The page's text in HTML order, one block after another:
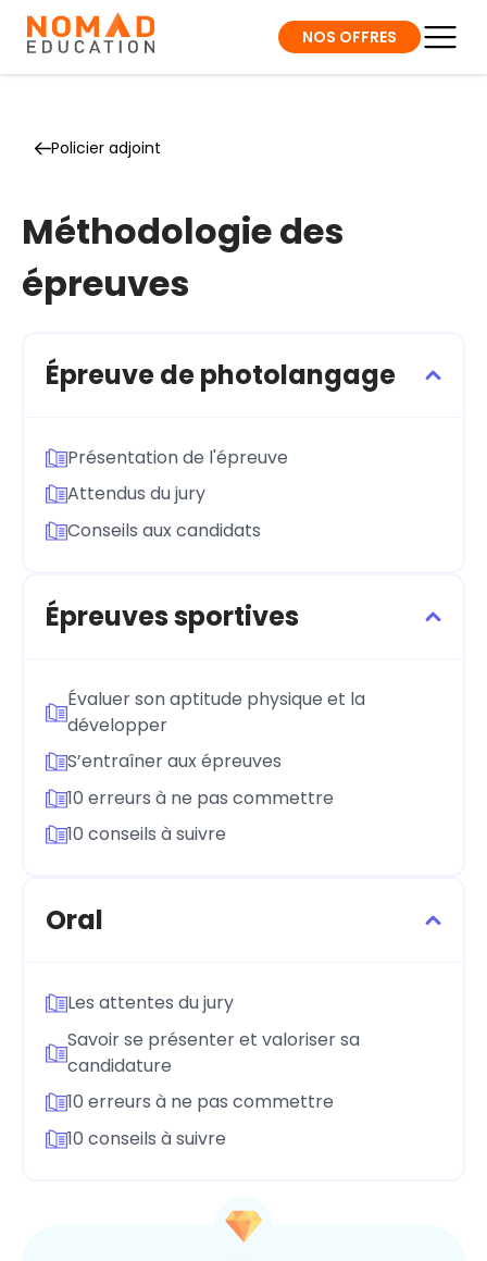
NOS OFFRES
Policier adjoint
Méthodologie des
épreuves
Épreuve de photolangage
Présentation de l'épreuve
Attendus du jury
Conseils aux candidats
Épreuves sportives
Évaluer son aptitude physique et la
développer
S’entraîner aux épreuves
10 erreurs à ne pas commettre
10 conseils à suivre
Oral
Les attentes du jury
Savoir se présenter et valoriser sa
candidature
10 erreurs à ne pas commettre
10 conseils à suivre